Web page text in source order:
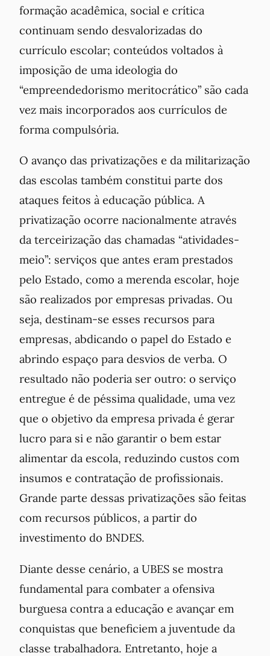
formação acadêmica, social e crítica
continuam sendo desvalorizadas do
currículo escolar; conteúdos voltados à
imposição de uma ideologia do
“empreendedorismo meritocrático” são cada
vez mais incorporados aos currículos de
forma compulsória.
O avanço das privatizações e da militarização
das escolas também constitui parte dos
ataques feitos à educação pública. A
privatização ocorre nacionalmente através
da terceirização das chamadas “atividades-
meio”: serviços que antes eram prestados
pelo Estado, como a merenda escolar, hoje
são realizados por empresas privadas. Ou
seja, destinam-se esses recursos para
empresas, abdicando o papel do Estado e
abrindo espaço para desvios de verba. O
resultado não poderia ser outro: o serviço
entregue é de péssima qualidade, uma vez
que o objetivo da empresa privada é gerar
lucro para si e não garantir o bem estar
alimentar da escola, reduzindo custos com
insumos e contratação de profissionais.
Grande parte dessas privatizações são feitas
com recursos públicos, a partir do
investimento do BNDES.
Diante desse cenário, a UBES se mostra
fundamental para combater a ofensiva
burguesa contra a educação e avançar em
conquistas que beneficiem a juventude da
classe trabalhadora. Entretanto, hoje a